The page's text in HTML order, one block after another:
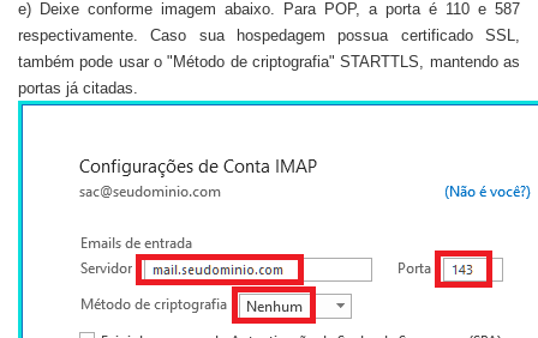
e) Deixe conforme imagem abaixo. Para POP, a porta é 110 e 587
respectivamente. Caso sua hospedagem possua certificado SSL,
também pode usar o "Método de criptografia" STARTTLS, mantendo as
portas já citadas.